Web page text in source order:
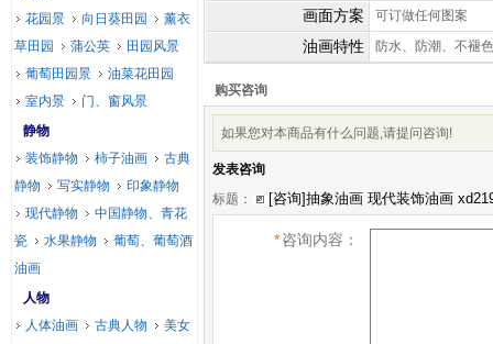
画面方案 可订做任何图案
油画特性 防水、防潮、不褪色
购买咨询
如果您对本商品有什么问题,请提问咨询!
发表咨询
标题：
*咨询内容：
花园景
向日葵田园
薰衣
草田园
蒲公英
田园风景
葡萄田园景
油菜花田园
室内景
门、窗风景
静物
装饰静物
柿子油画
古典
静物
写实静物
印象静物
现代静物
中国静物、青花
瓷
水果静物
葡萄、葡萄酒
油画
人物
人体油画
古典人物
美女